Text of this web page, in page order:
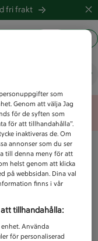
fri frakt
som
Genom att välja Jag
för de syften som
för att tillhandahålla”.
inaktiveras de. Om
annonser som du ser
till denna meny för att
helst genom att klicka
på webbsidan. Dina val
finns i vår
tillhandahålla:
Använda
för personaliserad